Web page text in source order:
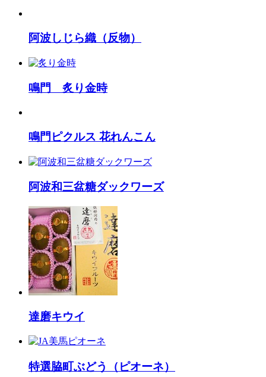
阿波しじら織（反物）
鳴門 炙り金時
鳴門ピクルス 花れんこん
阿波和三盆糖ダックワーズ
達磨キウイ
特選脇町ぶどう（ピオーネ）